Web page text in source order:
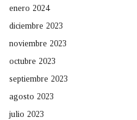
enero 2024
diciembre 2023
noviembre 2023
octubre 2023
septiembre 2023
agosto 2023
julio 2023